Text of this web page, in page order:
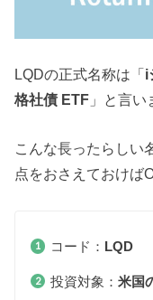
LQDの正式名称は「i
格社債 ETF 」と言い
こんな長ったらしい
点をおさえておけば
コード： LQD
投資対象： 米国